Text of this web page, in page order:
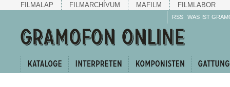
FILMALAP FILMARCHÍVUM MAFILM FILMLABOR
RSS WAS IST